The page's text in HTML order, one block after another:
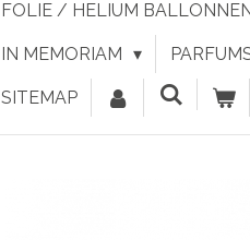
FOLIE / HELIUM
IN MEMORIAM
SITEMAP